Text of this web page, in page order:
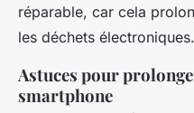
réparable, car cela
les déchets électroniques.
Astuces pour
smartphone